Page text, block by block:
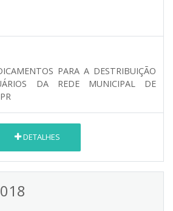
PARA A DESTRIBUIÇÃO
DA REDE MUNICIPAL DE
DETALHES